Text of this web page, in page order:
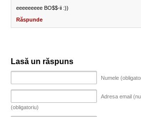
eeeeeeeee BO$$-ii :))
Răspunde
Lasă un răspuns
Numele
Adresa email
(obligatoriu)